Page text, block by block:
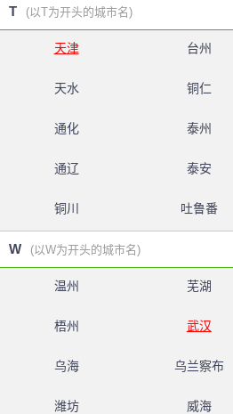
T (以T为开头的城市名)
天津 台州
天水 铜仁
通化 泰州
通辽 泰安
铜川 吐鲁番
W (以W为开头的城市名)
温州 芜湖
梧州 武汉
乌海 乌兰察布
潍坊 威海